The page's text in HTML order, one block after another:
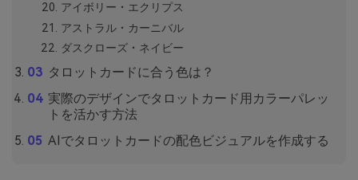
アイボリー・エクリプス
アストラル・カーニバル
ダスクローズ・ネイビー
タロットカードに合う色は？
実際のデザインでタロットカード用カラーパレッ
トを活かす方法
AIでタロットカードの配色ビジュアルを作成する